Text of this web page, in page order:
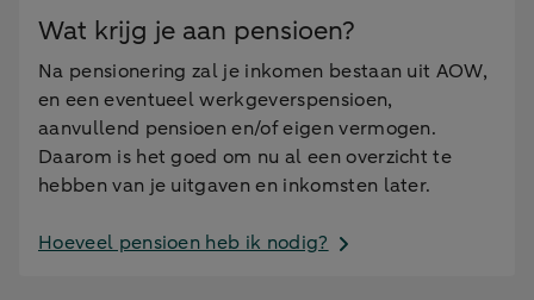
Wat krijg je aan pensioen?
Na pensionering zal je inkomen bestaan uit AOW,
en een eventueel werkgeverspensioen,
aanvullend pensioen en/of eigen vermogen.
Daarom is het goed om nu al een overzicht te
hebben van je uitgaven en inkomsten later.
Hoeveel pensioen heb ik nodig?